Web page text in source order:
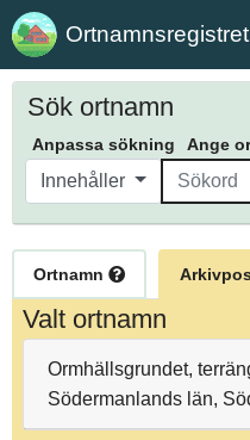
Ortnamnsregistret
Sök ortnamn
Anpassa sökning Ange
Innehåller
Ortnamn
Valt ortnamn
Ormhällsgrundet,
Södermanlands län,